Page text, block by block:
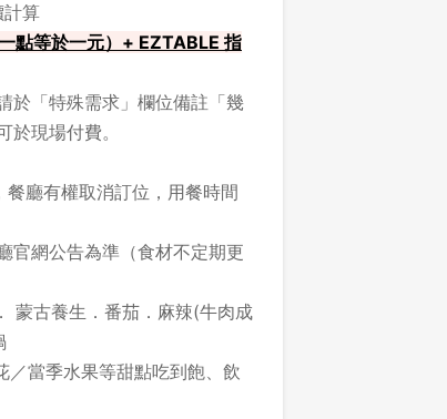
計算
點等於一元）+ EZTABLE 指
於「特殊需求」欄位備註「幾
現場付費。
廳有權取消訂位，用餐時間
官網公告為準（食材不定期更
蒙古養生．番茄．麻辣(牛肉成
當季水果等甜點吃到飽、飲